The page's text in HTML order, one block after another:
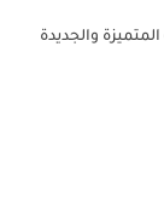
والجديدة